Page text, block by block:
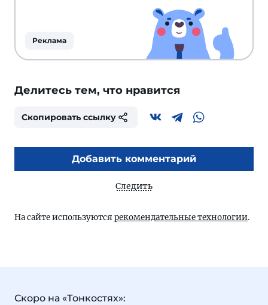
Реклама
Делитесь тем, что нравится
Скопировать ссылку
Добавить комментарий
Следить
На сайте используются рекомендательные технологии.
Скоро на «Тонкостях»: